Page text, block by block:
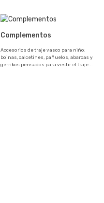
Complementos
Accesorios de traje vasco para niño:
boinas, calcetines, pañuelos, abarcas y
gerrikos pensados para vestir el traje...